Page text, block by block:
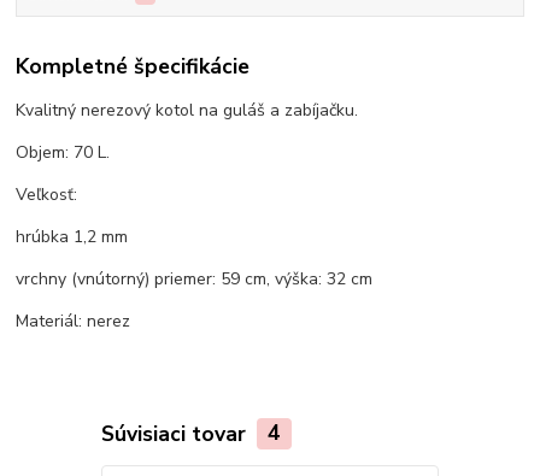
Kompletné špecifikácie
Kvalitný nerezový kotol na guláš a zabíjačku.
Objem: 70 L.
Veľkosť:
hrúbka 1,2 mm
vrchny (vnútorný) priemer: 59 cm, výška: 32 cm
Materiál: nerez
Súvisiaci tovar 4